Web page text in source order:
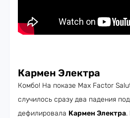
Кармен Электра
Комбо! На показе Max Factor
случилось сразу два падения
дефилировала Кармен Электра.